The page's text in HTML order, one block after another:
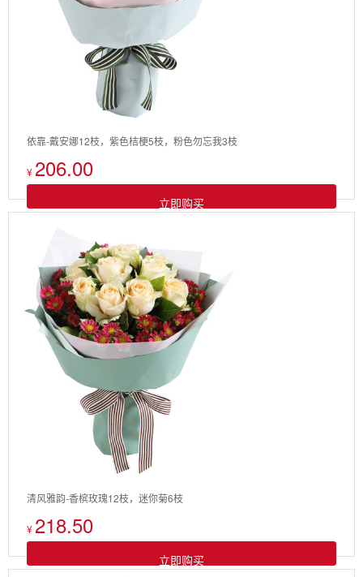
依靠-戴安娜12枝，紫色桔梗5枝，粉色勿忘我3枝
¥206.00
立即购买
清风雅韵-香槟玫瑰12枝，迷你菊6枝
¥218.50
立即购买